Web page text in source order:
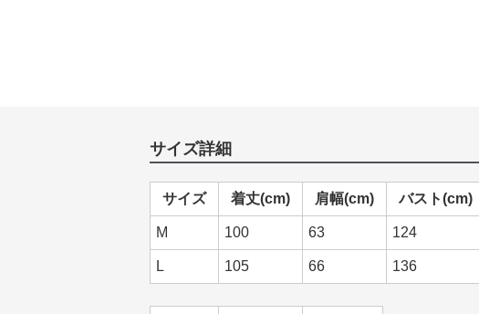
サイズ詳細
サイズ 着丈(cm) 肩幅(cm) バスト(cm)
M 100 63 124
L 105 66 136